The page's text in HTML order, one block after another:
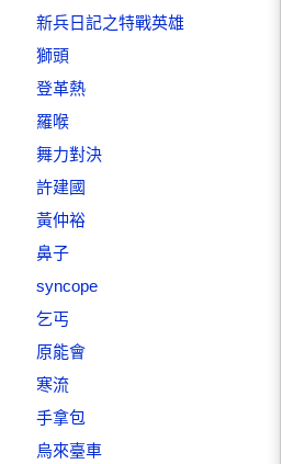
新兵日記之特戰英雄
獅頭
登革熱
羅喉
舞力對決
許建國
黃仲裕
鼻子
syncope
乞丐
原能會
寒流
手拿包
烏來臺車